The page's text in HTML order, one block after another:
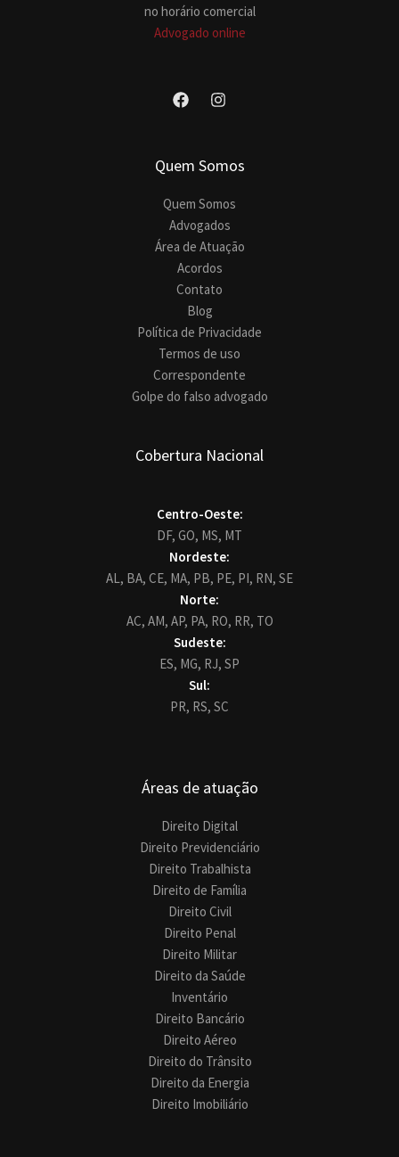
no horário comercial
Advogado online
Quem Somos
Quem Somos
Advogados
Área de Atuação
Acordos
Contato
Blog
Política de Privacidade
Termos de uso
Correspondente
Golpe do falso advogado
Cobertura Nacional
Centro-Oeste:
DF, GO, MS, MT
Nordeste:
AL, BA, CE, MA, PB, PE, PI, RN, SE
Norte:
AC, AM, AP, PA, RO, RR, TO
Sudeste:
ES, MG, RJ, SP
Sul:
PR, RS, SC
Áreas de atuação
Direito Digital
Direito Previdenciário
Direito Trabalhista
Direito de Família
Direito Civil
Direito Penal
Direito Militar
Direito da Saúde
Inventário
Direito Bancário
Direito Aéreo
Direito do Trânsito
Direito da Energia
Direito Imobiliário